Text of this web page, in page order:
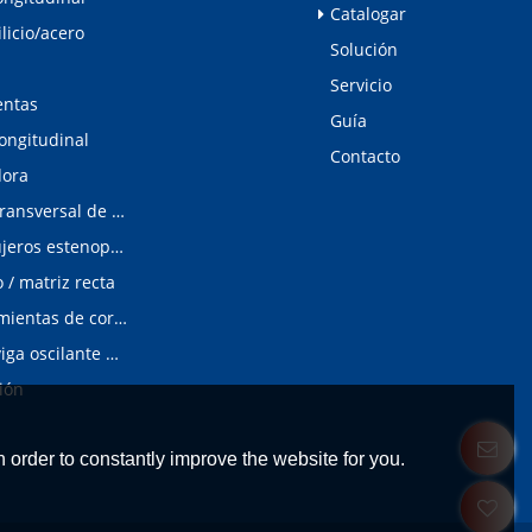
acero
Línea de corte transversal de acero al silicio
Detector de agujeros estenopeicos
/ matriz recta
Matrices/Herramientas de corte longitudinal
cizalladura de viga oscilante modular
Catalogar
Solución
Servicio
Guía
Contacto
to constantly improve the website for you.